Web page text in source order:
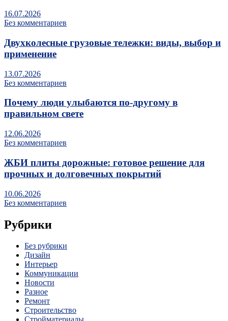
16.07.2026
Без комментариев
Двухколесные грузовые тележки: виды, выбор и
применение
13.07.2026
Без комментариев
Почему люди улыбаются по‑другому в
правильном свете
12.06.2026
Без комментариев
ЖБИ плиты дорожные: готовое решение для
прочных и долговечных покрытий
10.06.2026
Без комментариев
Рубрики
Без рубрики
Дизайн
Интерьер
Коммуникации
Новости
Разное
Ремонт
Строительство